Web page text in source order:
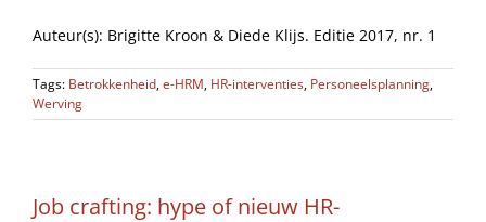
Auteur(s): Brigitte Kroon & Diede Klijs. Editie 2017, nr. 1
Tags: Betrokkenheid,e-HRM, HR-interventies, Personeelsplanning,
Werving
Job crafting: hype of nieuw HR-